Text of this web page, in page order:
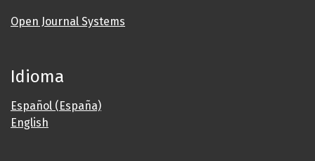
Open Journal Systems
Idioma
Español (España)
English